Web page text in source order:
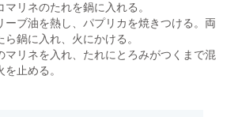
リネのたれを鍋に入れる。
ブ油を熱し、パプリカを焼きつける。両
鍋に入れ、火にかける。
リネを入れ、たれにとろみがつくまで混
止める。